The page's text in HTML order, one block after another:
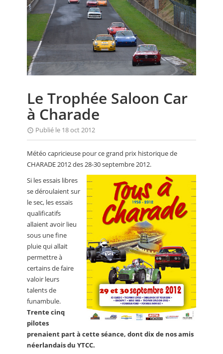
EVÈNEMENTS
CALENDRIER
FOCUS
ANNUAIRES
PETITES ANNONCES
Le Trophée Saloon Car
à Charade
Publié le 18 oct 2012
Météo capricieuse pour ce grand prix historique de
CHARADE 2012 des 28-30 septembre 2012.
Si les essais libres
se déroulaient sur
le sec, les essais
qualificatifs
allaient avoir lieu
sous une fine
pluie qui allait
permettre à
certains de faire
valoir leurs
talents de
funambule.
Trente cinq
pilotes
prenaient part à cette séance, dont dix de nos amis
néerlandais du YTCC.